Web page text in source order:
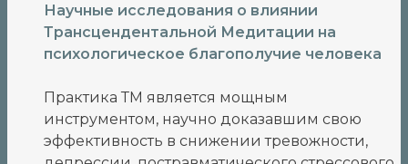
Научные исследования о влиянии
Трансцендентальной Медитации на
психологическое благополучие человека
Практика ТМ является мощным
инструментом, научно доказавшим свою
эффективность в снижении тревожности,